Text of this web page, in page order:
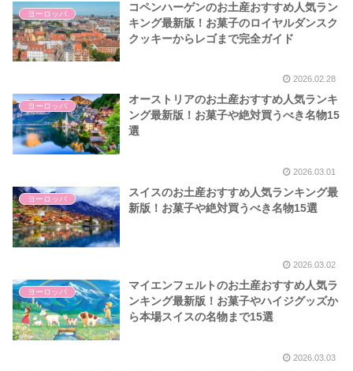
ヨーロッパ
コペンハーゲンのお土産おすすめ人気ラン
キング最新版！お菓子のロイヤルダンスク
クッキーからレゴまで完全ガイド
2026.02.28
ヨーロッパ
オーストリアのお土産おすすめ人気ランキ
ング最新版！お菓子や絶対買うべき名物15
選
2026.03.01
ヨーロッパ
スイスのお土産おすすめ人気ランキング最
新版！お菓子や絶対買うべき名物15選
2026.03.02
ヨーロッパ
マイエンフェルトのお土産おすすめ人気ラ
ンキング最新版！お菓子やハイジグッズか
ら本場スイスの名物まで15選
2026.03.03